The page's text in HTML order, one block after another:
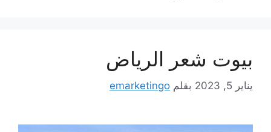
بيوت شعر الرياض
يناير 5, 2023 بقلم emarketingo